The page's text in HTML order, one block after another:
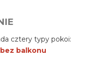
cztery typy pokoi:
balkonu